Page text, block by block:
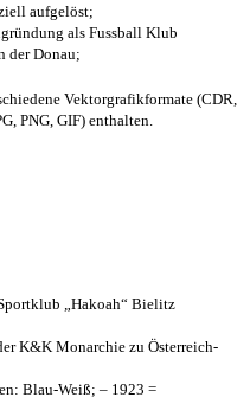
aufgelöst;
als Fussball Klub
der Donau;
Vektorgrafikformate (CDR,
PNG, GIF) enthalten.
„Hakoah“ Bielitz
K&K Monarchie zu Österreich-
Blau-Weiß; – 1923 =